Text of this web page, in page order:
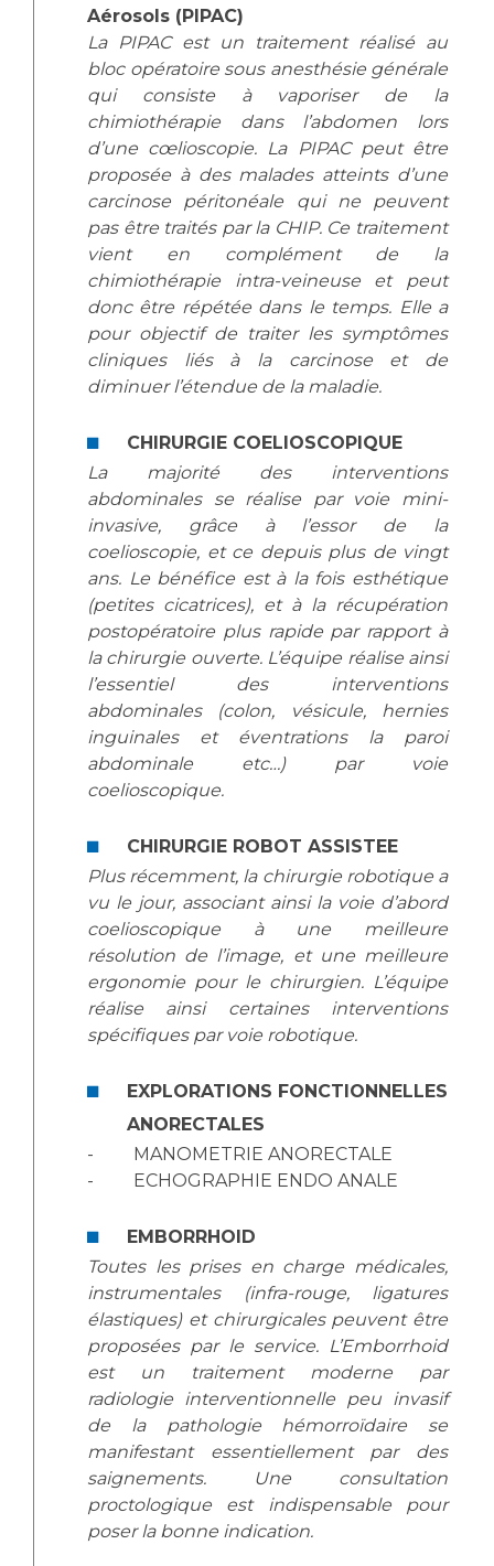
Aérosols (PIPAC)
La PIPAC est un traitement réalisé au
bloc opératoire sous anesthésie générale
qui consiste à vaporiser de la
chimiothérapie dans l’abdomen lors
d’une cœlioscopie. La PIPAC peut être
proposée à des malades atteints d’une
carcinose péritonéale qui ne peuvent
pas être traités par la CHIP. Ce traitement
vient en complément de la
chimiothérapie intra-veineuse et peut
donc être répétée dans le temps. Elle a
pour objectif de traiter les symptômes
cliniques liés à la carcinose et de
diminuer l’étendue de la maladie.
CHIRURGIE COELIOSCOPIQUE
La majorité des interventions
abdominales se réalise par voie mini-
invasive, grâce à l’essor de la
coelioscopie, et ce depuis plus de vingt
ans. Le bénéfice est à la fois esthétique
(petites cicatrices), et à la récupération
postopératoire plus rapide par rapport à
la chirurgie ouverte. L’équipe réalise ainsi
l’essentiel des interventions
abdominales (colon, vésicule, hernies
inguinales et éventrations la paroi
abdominale etc…) par voie
coelioscopique.
CHIRURGIE ROBOT ASSISTEE
Plus récemment, la chirurgie robotique a
vu le jour, associant ainsi la voie d’abord
coelioscopique à une meilleure
résolution de l’image, et une meilleure
ergonomie pour le chirurgien. L’équipe
réalise ainsi certaines interventions
spécifiques par voie robotique.
EXPLORATIONS FONCTIONNELLES
ANORECTALES
- MANOMETRIE ANORECTALE
- ECHOGRAPHIE ENDO ANALE
EMBORRHOID
Toutes les prises en charge médicales,
instrumentales (infra-rouge, ligatures
élastiques) et chirurgicales peuvent être
proposées par le service. L’Emborrhoid
est un traitement moderne par
radiologie interventionnelle peu invasif
de la pathologie hémorroïdaire se
manifestant essentiellement par des
saignements. Une consultation
proctologique est indispensable pour
poser la bonne indication.